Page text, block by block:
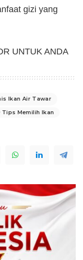
gizi yang
UNTUK ANDA
Ikan Air Tawar
Tips Memilih Ikan